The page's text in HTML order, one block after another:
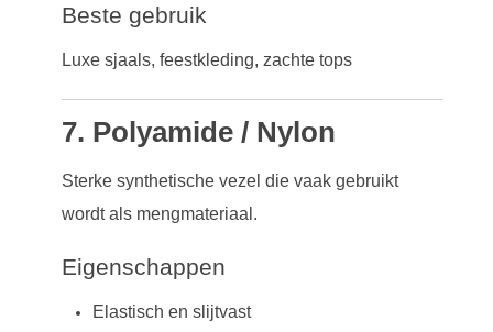
Beste gebruik
Luxe sjaals, feestkleding, zachte tops
7. Polyamide / Nylon
Sterke synthetische vezel die vaak gebruikt
wordt als mengmateriaal.
Eigenschappen
Elastisch en slijtvast